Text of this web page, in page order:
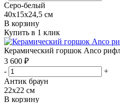
Серо-белый
40х15х24,5 см
В корзину
Купить в 1 клик
Керамический горшок Anco
3 600 ₽
-
+
Антик браун
22х22 см
В корзину